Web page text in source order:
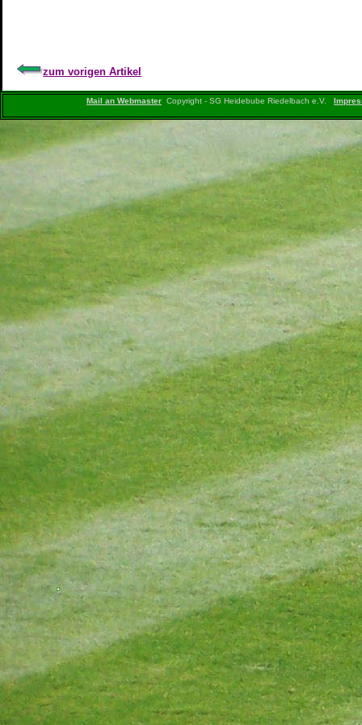
zum vorigen Artikel
Mail an Webmaster Copyright - SG Heidebube Riedelbach e.V.